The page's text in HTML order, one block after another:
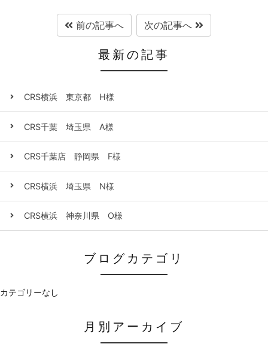
前の記事へ 次の記事へ
最新の記事
CRS横浜 東京都 H様
CRS千葉 埼玉県 A様
CRS千葉店 静岡県 F様
CRS横浜 埼玉県 N様
CRS横浜 神奈川県 O様
ブログカテゴリ
カテゴリーなし
月別アーカイブ